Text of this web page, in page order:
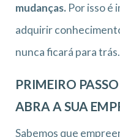
mudanças. Por isso é
adquirir
nunca ficará para trás.
PRIMEIRO
ABRA A SUA
Sabemos que